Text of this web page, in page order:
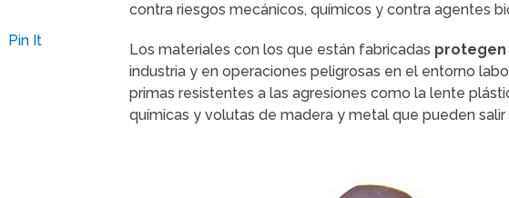
contra riesgos mecánicos, químicos y contra agentes
Los materiales con los que están fabricadas protegen
industria y en operaciones peligrosas en el entorno
primas resistentes a las agresiones como la lente
químicas y volutas de madera y metal que pueden
Pin It